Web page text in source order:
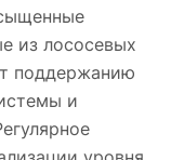
из лососевых
поддержанию
и